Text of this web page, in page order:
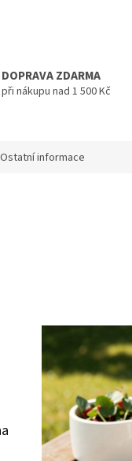
DOPRAVA ZDARMA
při nákupu nad 1 500 Kč
Ostatní informace